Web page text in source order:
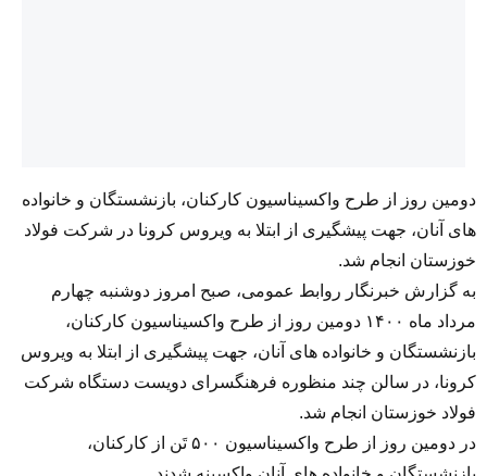
دومین روز از طرح واکسیناسیون کارکنان، بازنشستگان و خانواده
های آنان، جهت پیشگیری از ابتلا به ویروس کرونا در شرکت فولاد
خوزستان انجام شد.
به گزارش خبرنگار روابط عمومی، صبح امروز دوشنبه چهارم
مرداد ماه ۱۴۰۰ دومین روز از طرح واکسیناسیون کارکنان،
بازنشستگان و خانواده های آنان، جهت پیشگیری از ابتلا به ویروس
کرونا، در سالن چند منظوره فرهنگسرای دویست دستگاه شرکت
فولاد خوزستان انجام شد.
در دومین روز از طرح واکسیناسیون ۵۰۰ تَن از کارکنان،